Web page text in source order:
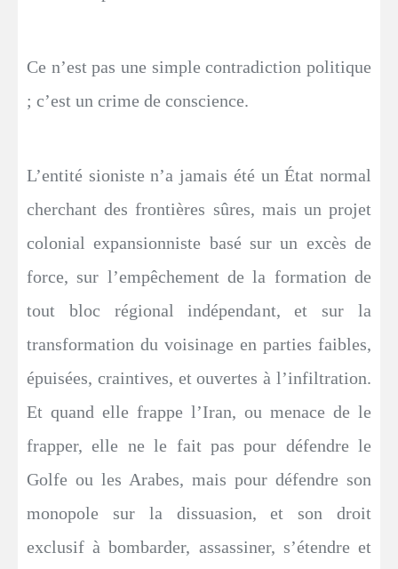
Ce n’est pas une simple contradiction politique
; c’est un crime de conscience.
L’entité sioniste n’a jamais été un État normal
cherchant des frontières sûres, mais un projet
colonial expansionniste basé sur un excès de
force, sur l’empêchement de la formation de
tout bloc régional indépendant, et sur la
transformation du voisinage en parties faibles,
épuisées, craintives, et ouvertes à l’infiltration.
Et quand elle frappe l’Iran, ou menace de le
frapper, elle ne le fait pas pour défendre le
Golfe ou les Arabes, mais pour défendre son
monopole sur la dissuasion, et son droit
exclusif à bombarder, assassiner, s’étendre et